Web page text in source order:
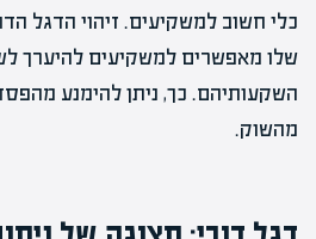
כלי חשוב למשקיעים. זיהוי הדגל
שלו מאפשרים למשקיעים להיערך
השקעותיהם. כך, ניתן להימנע
מהשוק.